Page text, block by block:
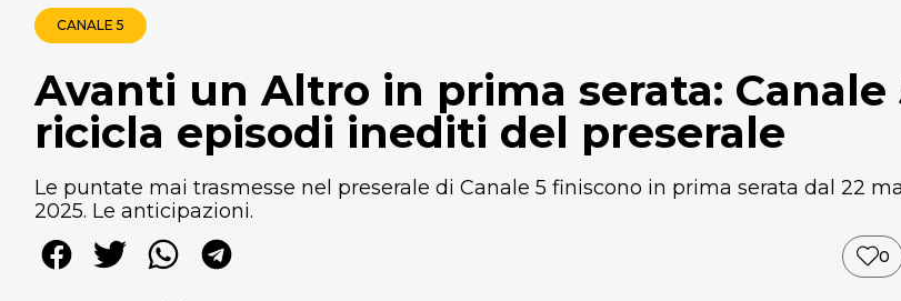
CANALE 5
Avanti un Altro in prima serata: Canale
ricicla episodi inediti del preserale
Le puntate mai trasmesse nel preserale di Canale 5 finiscono in prima serata dal 22
2025. Le anticipazioni.
0